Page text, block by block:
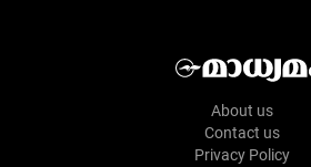
About us
Contact us
Privacy Policy